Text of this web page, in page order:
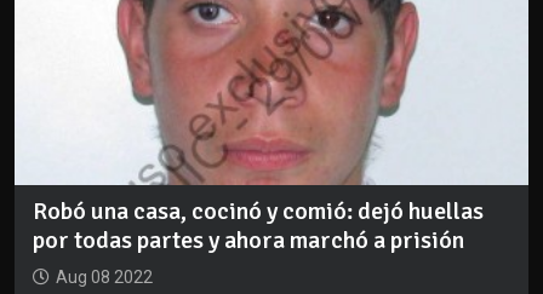
Robó una casa, cocinó y comió: dejó huellas
por todas partes y ahora marchó a prisión
Aug 08 2022